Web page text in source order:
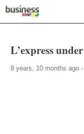
L’express
8 years, 10 months ago